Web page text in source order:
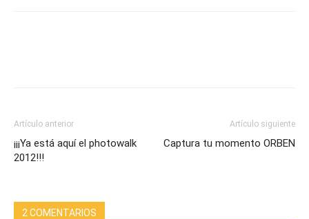
Artículo anterior
¡¡¡Ya está aquí el photowalk
2012!!!
Artículo siguiente
Captura tu momento ORBEN
2 COMENTARIOS